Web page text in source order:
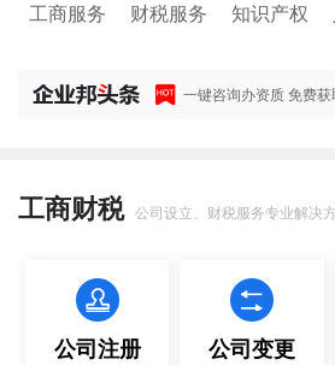
工商服务 财税服务 知识产权
一键咨询办资质 免费
工商财税 公司设立、财税服务专业解决
公司注册 公司变更